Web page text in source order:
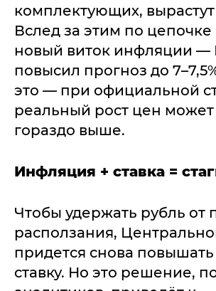
комплектующих,
Вслед за этим по цепочке
новый виток инфляции
повысил прогноз до
это — при официальной
реальный рост цен может
гораздо выше.
Инфляция + ставка =
Чтобы удержать рубль от
расползания,
придется снова
ставку. Но это решение,